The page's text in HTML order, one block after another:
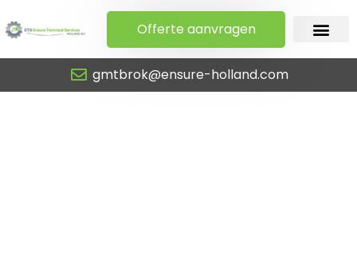
Offerte aanvragen
gmtbrok@ensure-holland.com